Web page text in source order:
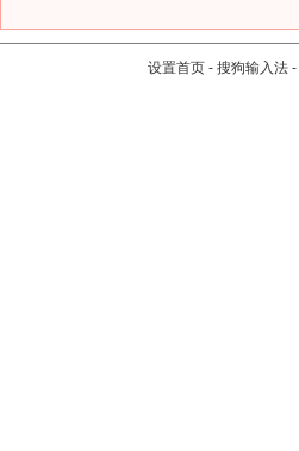
设置首页 - 搜狗输入法 -